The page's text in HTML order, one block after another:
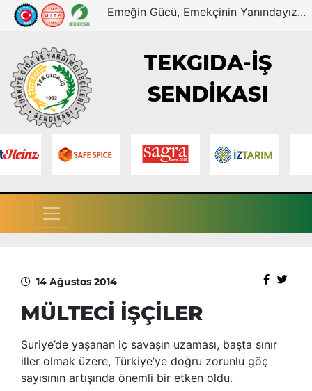
Emeğin Gücü, Emekçinin Yanındayız...
TEKGIDA-İŞ
SENDİKASI
14 Ağustos 2014
MÜLTECİ İŞÇİLER
Suriye’de yaşanan iç savaşın uzaması, başta sınır
iller olmak üzere, Türkiye’ye doğru zorunlu göç
sayısının artışında önemli bir etken oldu.